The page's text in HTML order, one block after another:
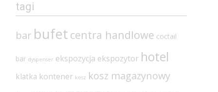
tagi
bar bufet centra handlowe coctail
bar dyspenser ekspozycja ekspozytor hotel
klatka kontener kosz kosz magazynowy